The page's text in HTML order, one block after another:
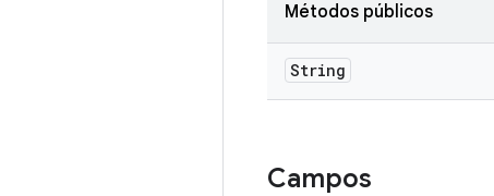
Métodos públicos
String
Campos